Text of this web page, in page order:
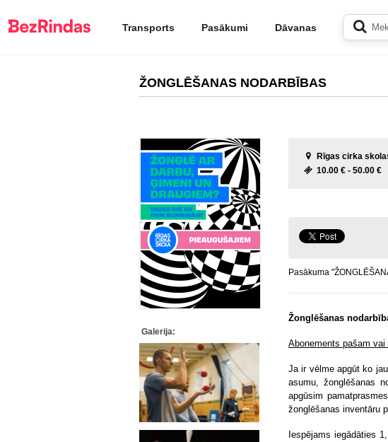
Transports Pasākumi Dāvanas
ŽONGLĒŠANAS NODARBĪBAS
Galerija:
Rīgas cirka
10.00 € - 50.00 €
Pasākuma
Žonglēšanas
Abonements pašam vai
Ja ir vēlme apgūt ko
asumu, žonglēšanas
apgūsim
žonglēšanas inventāru
Iespējams iegādāties